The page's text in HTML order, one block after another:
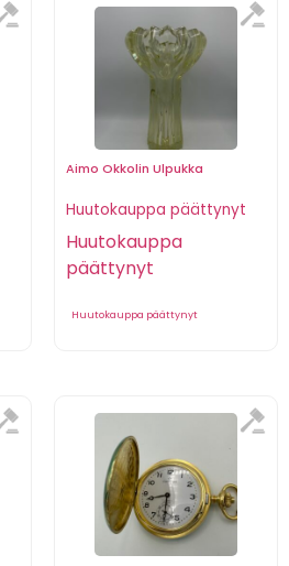
Aimo Okkolin Ulpukka
Huutokauppa päättynyt
Huutokauppa
päättynyt
Huutokauppa päättynyt